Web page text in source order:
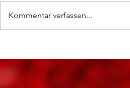
Erfolgreiches Trainingslager
Kommentar verfassen...